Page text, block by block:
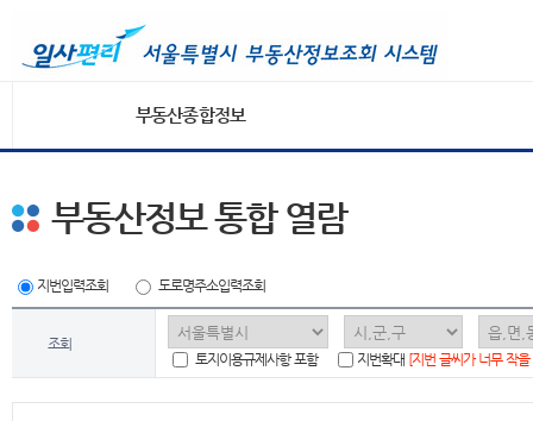
부동산종합정보
부동산정보 통합 열람
지번입력조회 도로명주소입력조회
조회
토지이용규제사항 포함
지번확대 [지번 글씨가 너무 작